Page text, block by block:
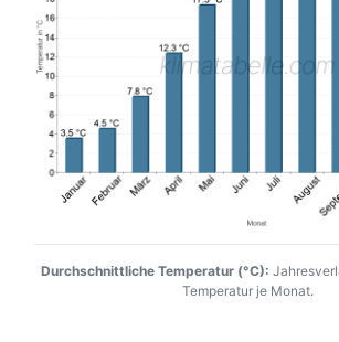
Durchschnittliche Temperatur (°C):
Temperatur je Monat.